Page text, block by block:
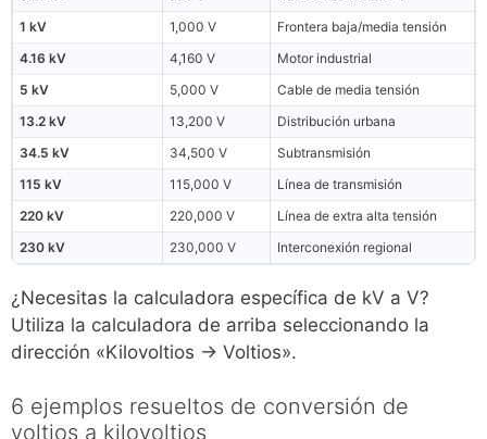
1 kV
1,000 V
Frontera baja/media tensión
4.16 kV
4,160 V
Motor industrial
5 kV
5,000 V
Cable de media tensión
13.2 kV
13,200 V
Distribución urbana
34.5 kV
34,500 V
Subtransmisión
115 kV
115,000 V
Línea de transmisión
220 kV
220,000 V
Línea de extra alta tensión
230 kV
230,000 V Interconexión regional
¿Necesitas la calculadora específica de kV a V?
Utiliza la calculadora de arriba seleccionando la
dirección «Kilovoltios → Voltios».
6 ejemplos resueltos de conversión de
voltios a kilovoltios